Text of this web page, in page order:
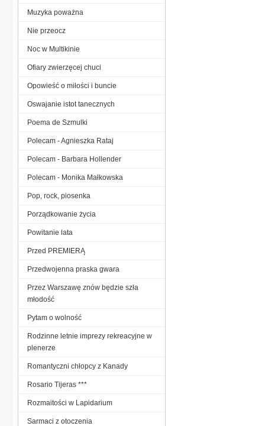
Muzyka poważna
Nie przeocz
Noc w Multikinie
Ofiary zwierzęcej chuci
Opowieść o miłości i buncie
Oswajanie istot tanecznych
Poema de Szmulki
Polecam - Agnieszka Rataj
Polecam - Barbara Hollender
Polecam - Monika Małkowska
Pop, rock, piosenka
Porządkowanie życia
Powitanie lata
Przed PREMIERĄ
Przedwojenna praska gwara
Przez Warszawę znów będzie szła
młodość
Pytam o wolność
Rodzinne letnie imprezy rekreacyjne w
plenerze
Romantyczni chłopcy z Kanady
Rosario Tijeras ***
Rozmaitości w Lapidarium
Sarmaci z otoczenia